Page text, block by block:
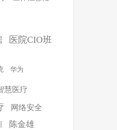
医院CIO班
华为
慧医疗
网络安全
陈金雄